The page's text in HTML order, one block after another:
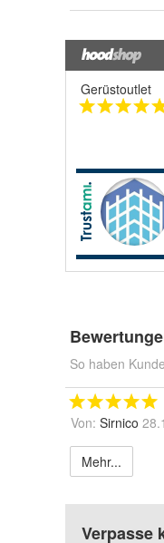
Gerüstoutlet
So haben
Von: Sirnico
Mehr...
Verpasse